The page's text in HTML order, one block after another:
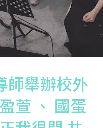
師舉辦校外
萱 、 國蛋